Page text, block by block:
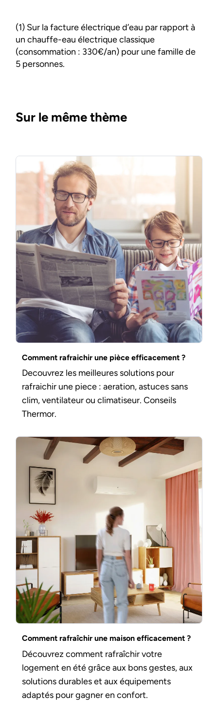
(1) Sur la facture électrique d’eau par rapport à
un chauffe-eau électrique classique
(consommation : 330€/an) pour une famille de
5 personnes.
Sur le même thème
Comment rafraichir une pièce efficacement ?
Decouvrez les meilleures solutions pour
rafraichir une piece : aeration, astuces sans
clim, ventilateur ou climatiseur. Conseils
Thermor.
Comment rafraîchir une maison efficacement ?
Découvrez comment rafraîchir votre
logement en été grâce aux bons gestes, aux
solutions durables et aux équipements
adaptés pour gagner en confort.